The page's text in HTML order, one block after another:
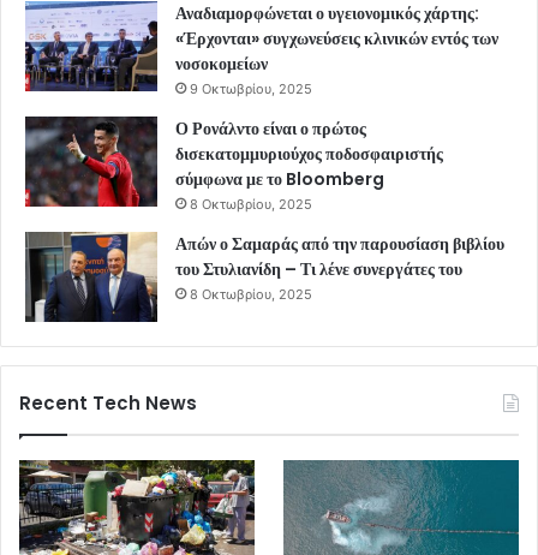
Αναδιαμορφώνεται ο υγειονομικός χάρτης:
«Έρχονται» συγχωνεύσεις κλινικών εντός των
νοσοκομείων
9 Οκτωβρίου, 2025
Ο Ρονάλντο είναι ο πρώτος
δισεκατομμυριούχος ποδοσφαιριστής
σύμφωνα με το Bloomberg
8 Οκτωβρίου, 2025
Απών ο Σαμαράς από την παρουσίαση βιβλίου
του Στυλιανίδη – Τι λένε συνεργάτες του
8 Οκτωβρίου, 2025
Recent Tech News